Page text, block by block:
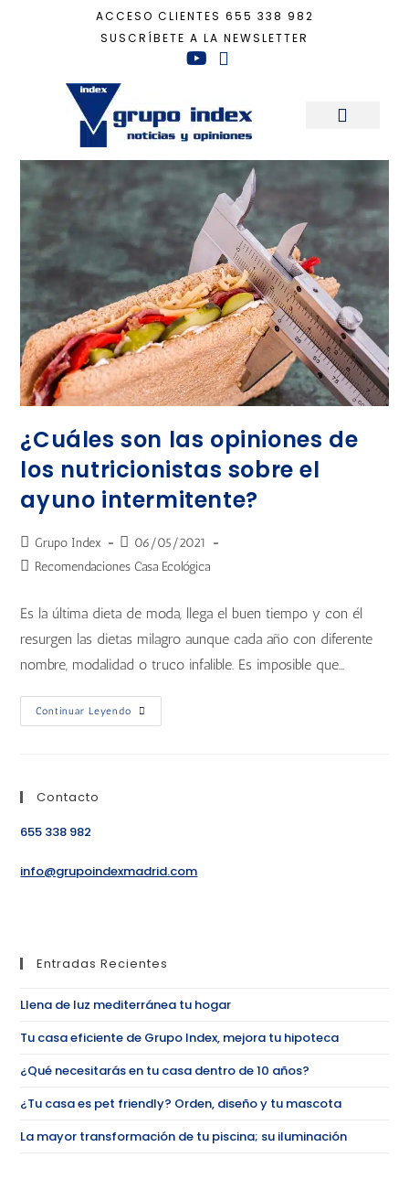
ACCESO CLIENTES 655 338 982
SUSCRÍBETE A LA NEWSLETTER
nutrición
¿Cuáles son las opiniones de
los nutricionistas sobre el
ayuno intermitente?
Grupo Index
06/05/2021
Recomendaciones Casa Ecológica
Es la última dieta de moda, llega el buen tiempo y con él
resurgen las dietas milagro aunque cada año con diferente
nombre, modalidad o truco infalible. Es imposible que…
Continuar Leyendo
Contacto
655 338 982
info@grupoindexmadrid.com
Entradas Recientes
Llena de luz mediterránea tu hogar
Tu casa eficiente de Grupo Index, mejora tu hipoteca
¿Qué necesitarás en tu casa dentro de 10 años?
¿Tu casa es pet friendly? Orden, diseño y tu mascota
La mayor transformación de tu piscina; su iluminación